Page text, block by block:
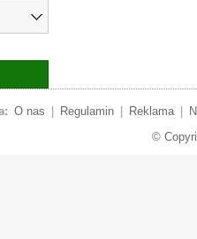
O nas Regulamin Reklama
©